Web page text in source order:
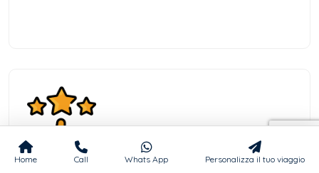
Home Call Whats App Personalizza il tuo viaggio